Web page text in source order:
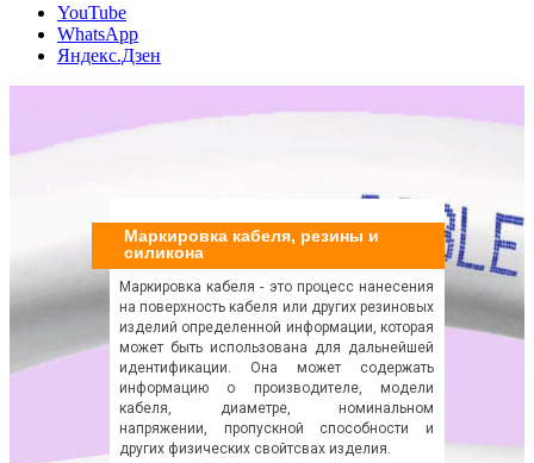
YouTube
WhatsApp
Яндекс.Дзен
Маркировка кабеля, резины и
силикона
Маркировка кабеля - это процесс нанесения
на поверхность кабеля или других резиновых
изделий определенной информации, которая
может быть использована для дальнейшей
идентификации. Она может содержать
информацию о производителе, модели
кабеля, диаметре, номинальном
напряжении, пропускной способности и
других физических свойтсвах изделия.